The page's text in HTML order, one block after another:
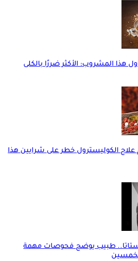
هذا المشروب: الأكثر ضررًا بالكلى
الكوليسترول خطر على شرايين هذا
طبيب يوضح فحوصات مهمة